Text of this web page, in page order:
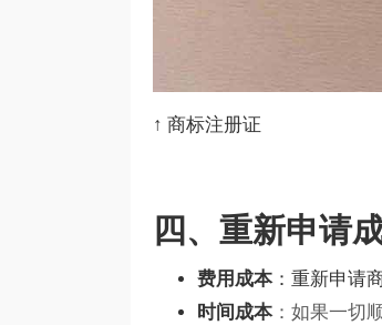
↑ 商标注册证
四、重新申请
费用成本：重新申请
时间成本：如果一切